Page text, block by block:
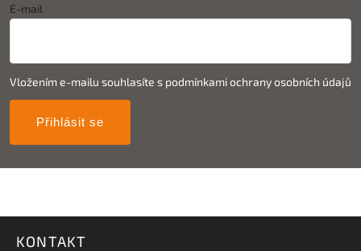
E-mail
Vložením e-mailu souhlasíte s podmínkami ochrany osobních údajů
Přihlásit se
KONTAKT